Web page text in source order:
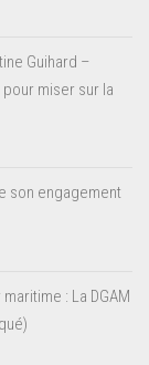
Guihard –
miser sur la
son engagement
: La DGAM